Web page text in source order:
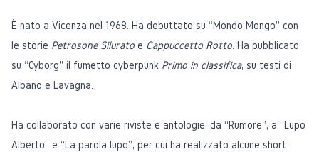
È nato a Vicenza nel 1968. Ha debuttato su “Mondo Mongo” con
le storie Petrosone Silurato e Cappuccetto Rotto . Ha pubblicato
su “Cyborg” il fumetto cyberpunk Primo in classifica, su testi di
Albano e Lavagna.
Ha collaborato con varie riviste e antologie: da “Rumore”, a “Lupo
Alberto” e “La parola lupo”, per cui ha realizzato alcune short